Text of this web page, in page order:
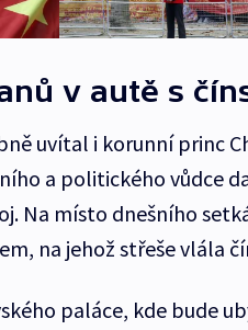
v autě s
uvítal i korunní princ
a politického vůdce
Na místo dnešního
na jehož střeše vlála
paláce, kde bude